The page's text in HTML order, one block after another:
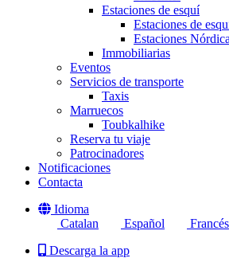
Estaciones de esquí
Estaciones de
Estaciones
Immobiliarias
Eventos
Servicios de transporte
Taxis
Marruecos
Toubkalhike
Reserva tu viaje
Patrocinadores
Notificaciones
Contacta
Idioma
Catalan
Español Francés
Descarga la app